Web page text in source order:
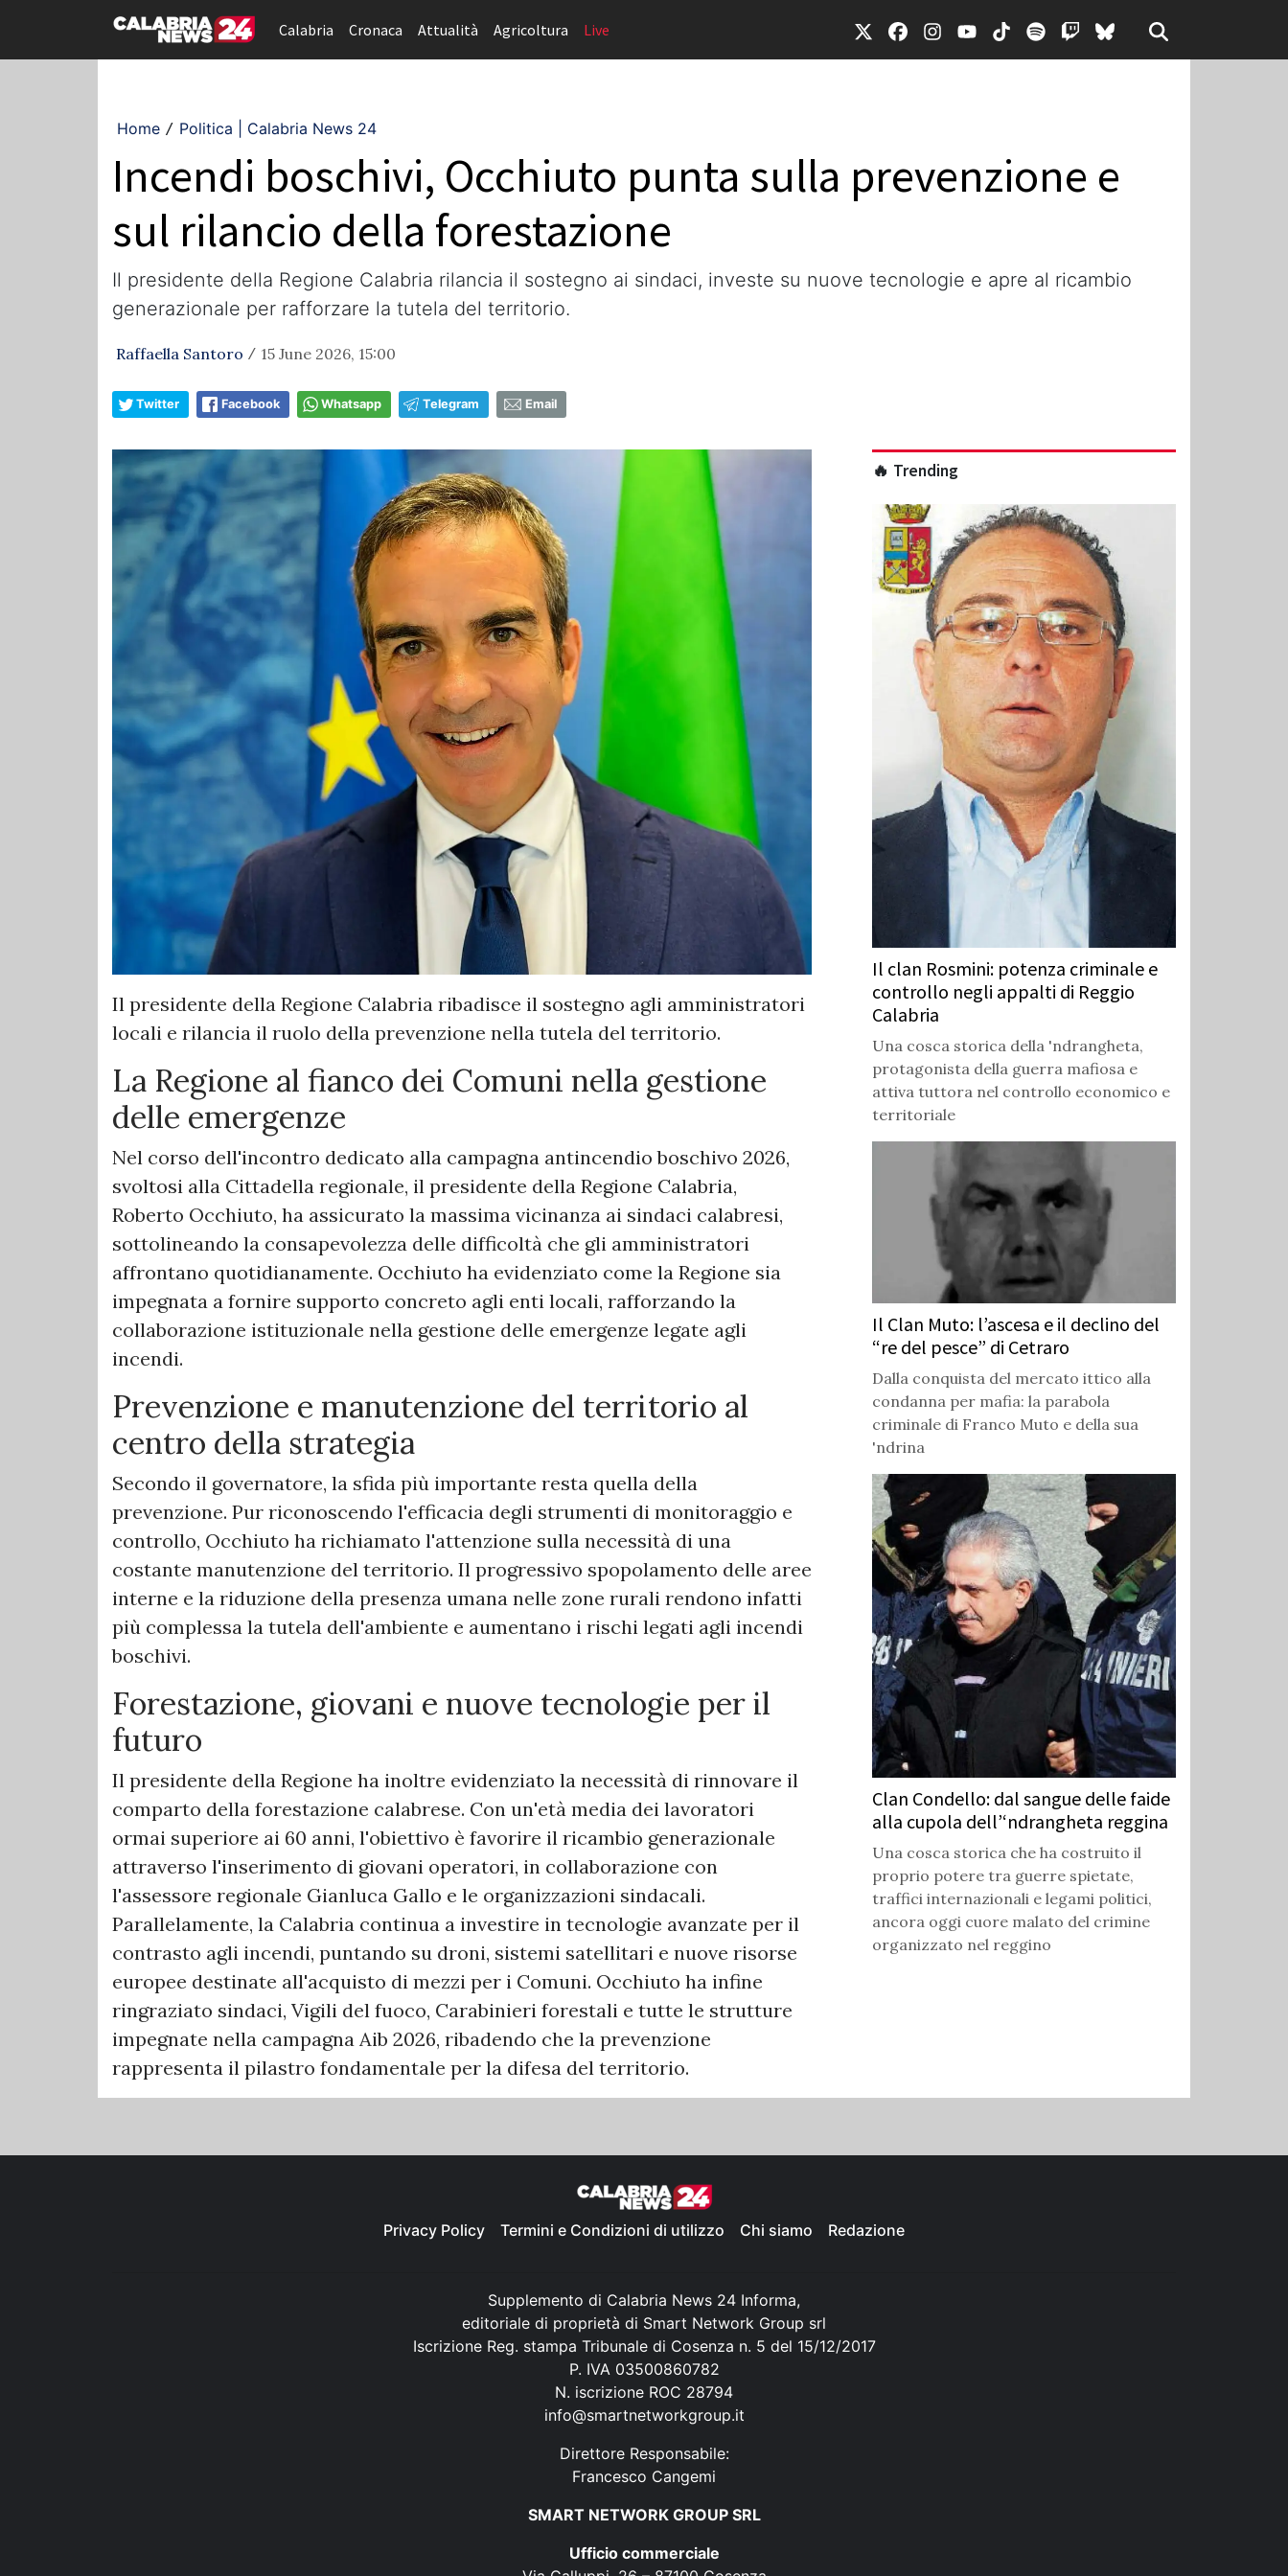
Calabria Cronaca Attualità Agricoltura Live
Home / Politica | Calabria News 24
Incendi boschivi, Occhiuto punta sulla prevenzione e
sul rilancio della forestazione
Il presidente della Regione Calabria rilancia il sostegno ai sindaci, investe su nuove tecnologie e apre al ricambio
generazionale per rafforzare la tutela del territorio.
Raffaella Santoro / 15 June 2026, 15:00
Twitter Facebook Whatsapp Telegram Email
Il presidente della Regione Calabria ribadisce il sostegno agli amministratori
locali e rilancia il ruolo della prevenzione nella tutela del territorio.
La Regione al fianco dei Comuni nella gestione
delle emergenze
Nel corso dell'incontro dedicato alla campagna antincendio boschivo 2026,
svoltosi alla Cittadella regionale, il presidente della Regione Calabria,
Roberto Occhiuto, ha assicurato la massima vicinanza ai sindaci calabresi,
sottolineando la consapevolezza delle difficoltà che gli amministratori
affrontano quotidianamente. Occhiuto ha evidenziato come la Regione sia
impegnata a fornire supporto concreto agli enti locali, rafforzando la
collaborazione istituzionale nella gestione delle emergenze legate agli
incendi.
Prevenzione e manutenzione del territorio al
centro della strategia
Secondo il governatore, la sfida più importante resta quella della
prevenzione. Pur riconoscendo l'efficacia degli strumenti di monitoraggio e
controllo, Occhiuto ha richiamato l'attenzione sulla necessità di una
costante manutenzione del territorio. Il progressivo spopolamento delle aree
interne e la riduzione della presenza umana nelle zone rurali rendono infatti
più complessa la tutela dell'ambiente e aumentano i rischi legati agli incendi
boschivi.
Forestazione, giovani e nuove tecnologie per il
futuro
Il presidente della Regione ha inoltre evidenziato la necessità di rinnovare il
comparto della forestazione calabrese. Con un'età media dei lavoratori
ormai superiore ai 60 anni, l'obiettivo è favorire il ricambio generazionale
attraverso l'inserimento di giovani operatori, in collaborazione con
l'assessore regionale Gianluca Gallo e le organizzazioni sindacali.
Parallelamente, la Calabria continua a investire in tecnologie avanzate per il
contrasto agli incendi, puntando su droni, sistemi satellitari e nuove risorse
europee destinate all'acquisto di mezzi per i Comuni. Occhiuto ha infine
ringraziato sindaci, Vigili del fuoco, Carabinieri forestali e tutte le strutture
impegnate nella campagna Aib 2026, ribadendo che la prevenzione
rappresenta il pilastro fondamentale per la difesa del territorio.
🔥 Trending
Il clan Rosmini: potenza criminale e
controllo negli appalti di Reggio
Calabria
Una cosca storica della 'ndrangheta,
protagonista della guerra mafiosa e
attiva tuttora nel controllo economico e
territoriale
Il Clan Muto: l’ascesa e il declino del
“re del pesce” di Cetraro
Dalla conquista del mercato ittico alla
condanna per mafia: la parabola
criminale di Franco Muto e della sua
'ndrina
Clan Condello: dal sangue delle faide
alla cupola dell’‘ndrangheta reggina
Una cosca storica che ha costruito il
proprio potere tra guerre spietate,
traffici internazionali e legami politici,
ancora oggi cuore malato del crimine
organizzato nel reggino
Privacy Policy Termini e Condizioni di utilizzo Chi siamo Redazione
Supplemento di Calabria News 24 Informa,
editoriale di proprietà di Smart Network Group srl
Iscrizione Reg. stampa Tribunale di Cosenza n. 5 del 15/12/2017
P. IVA 03500860782
N. iscrizione ROC 28794
info@smartnetworkgroup.it
Direttore Responsabile:
Francesco Cangemi
SMART NETWORK GROUP SRL
Ufficio commerciale